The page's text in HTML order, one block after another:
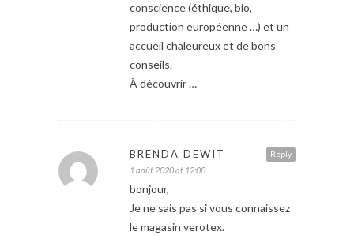
conscience (éthique, bio,
production européenne …) et un
accueil chaleureux et de bons
conseils.
À découvrir …
Reply
BRENDA DEWIT
1 août 2020 at 12:08
bonjour,
Je ne sais pas si vous connaissez
le magasin verotex.